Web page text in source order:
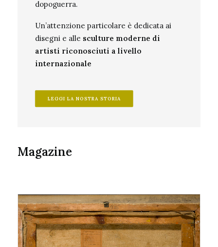
dopoguerra.
Un’attenzione particolare è dedicata ai
disegni e alle sculture moderne di
artisti riconosciuti a livello
internazionale
LEGGI LA NOSTRA STORIA
Magazine